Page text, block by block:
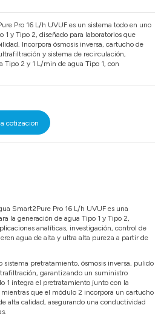
Pro 16 L/h UVUF es un sistema todo en uno
1 y Tipo 2, diseñado para laboratorios que
Incorpora ósmosis inversa, cartucho de
y sistema de recirculación,
Tipo 2 y 1 L/min de agua Tipo 1, con
cotizacion
Smart2Pure Pro 16 L/h UVUF es una
la generación de agua Tipo 1 y Tipo 2,
analíticas, investigación, control de
agua de alta y ultra alta pureza a partir de
sistema pretratamiento, ósmosis inversa, pulido
garantizando un suministro
1 integra el pretratamiento junto con la
mientras que el módulo 2 incorpora un cartucho
alta calidad, asegurando una conductividad